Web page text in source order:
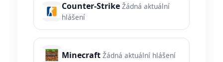
Counter-Strike Žádná aktuální
hlášení
Minecraft Žádná aktuální hlášení